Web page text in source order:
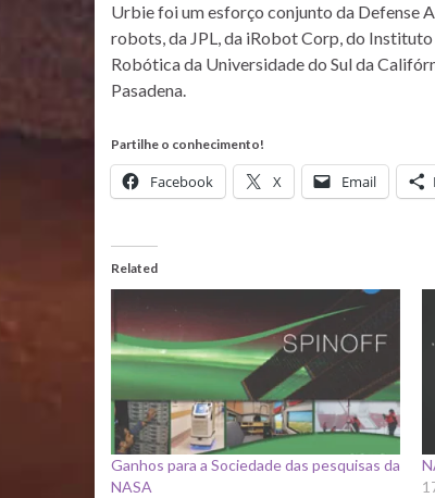
Urbie foi um esforço conjunto da Defense
robots, da JPL, da iRobot Corp, do
Robótica da Universidade do Sul da
Pasadena.
Partilhe o conhecimento!
Facebook X Email
Related
Ganhos para a Sociedade das pesquisas da
NASA